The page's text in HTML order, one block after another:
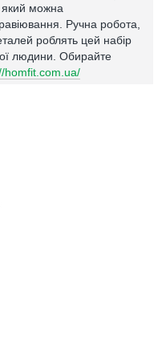
який можна
Ручна робота,
роблять цей набір
людини. Обирайте
homfit.com.ua/